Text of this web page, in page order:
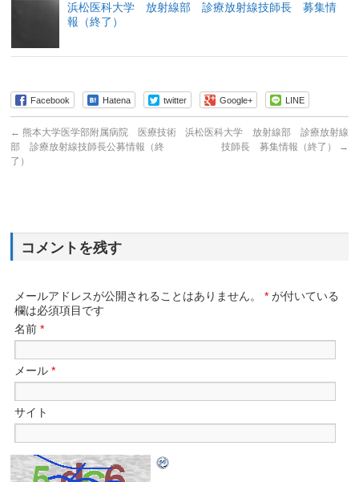
浜松医科大学 放射線部 診療放射線技師長 募集情
報（終了）
Facebook Hatena twitter Google+ LINE
← 熊本大学医学部附属病院 医療技術
部 診療放射線技師長公募情報（終
了）
浜松医科大学 放射線部 診療放射線
技師長 募集情報（終了）
→
コメントを残す
メールアドレスが公開されることはありません。 * が付いている
欄は必須項目です
名前*
メール*
サイト